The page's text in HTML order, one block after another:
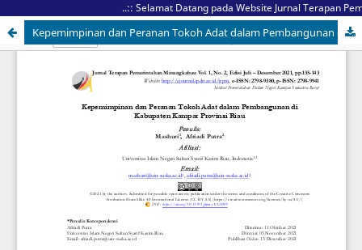
..:: Selamat Datang pada Website Jurnal Terapan
Kepemimpinan dan Peranan Tokoh Adat dalam Pembangunan di Kabupaten Kampar Provinsi Riau